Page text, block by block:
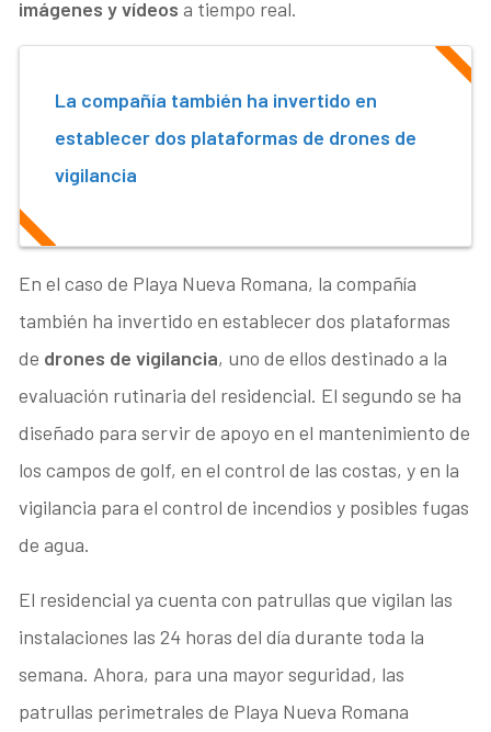
imágenes y vídeos a tiempo real.
La compañía también ha invertido en
establecer dos plataformas de drones de
vigilancia
En el caso de Playa Nueva Romana, la compañía
también ha invertido en establecer dos plataformas
de drones de vigilancia, uno de ellos destinado a la
evaluación rutinaria del residencial. El segundo se ha
diseñado para servir de apoyo en el mantenimiento de
los campos de golf, en el control de las costas, y en la
vigilancia para el control de incendios y posibles fugas
de agua.
El residencial ya cuenta con patrullas que vigilan las
instalaciones las 24 horas del día durante toda la
semana. Ahora, para una mayor seguridad, las
patrullas perimetrales de Playa Nueva Romana